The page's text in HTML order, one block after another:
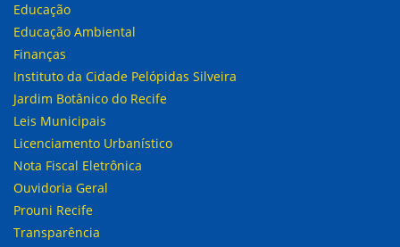
Educação
Educação Ambiental
Finanças
Instituto da Cidade Pelópidas Silveira
Jardim Botânico do Recife
Leis Municipais
Licenciamento Urbanístico
Nota Fiscal Eletrônica
Ouvidoria Geral
Prouni Recife
Transparência